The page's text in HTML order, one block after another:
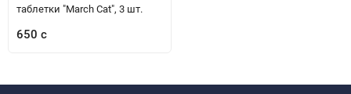
таблетки "March Cat", 3 шт.
650 с